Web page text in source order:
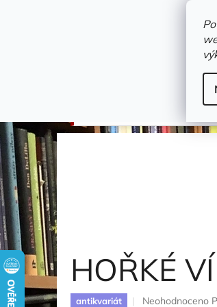
Brožová-
HOŘKÉ
antikvariát
Průměrné
Neohodnoceno